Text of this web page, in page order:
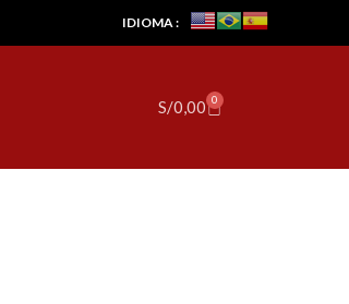
IDIOMA :
S/0,00 0 Cart